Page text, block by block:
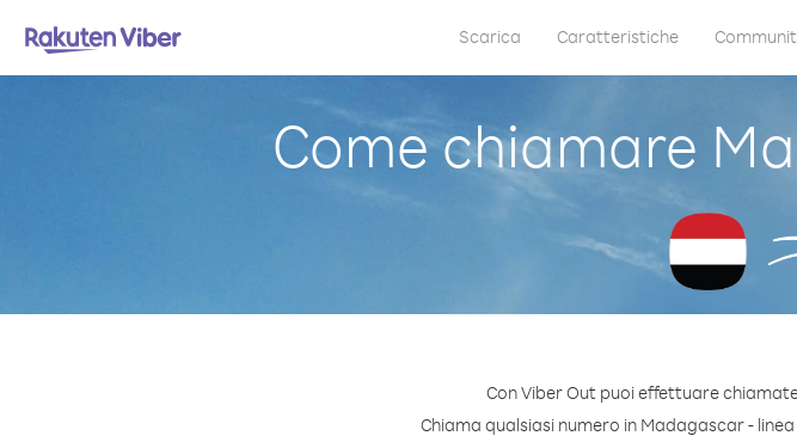
Scarica Caratteristiche
Come chiamare
Con Viber Out puoi effettuare
Chiama qualsiasi numero in Madagascar -